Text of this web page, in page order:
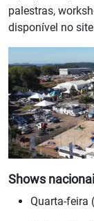
palestras,
disponível no
Shows
Quarta-feira